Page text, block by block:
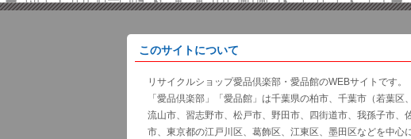
このサイトについて
リサイクルショップ愛品倶楽部・愛品館のWEBサイトです。
「愛品倶楽部」「愛品館」は千葉県の柏市、千葉市（若葉
流山市、習志野市、松戸市、野田市、四街道市、我孫子市、
市、東京都の江戸川区、葛飾区、江東区、墨田区などを中